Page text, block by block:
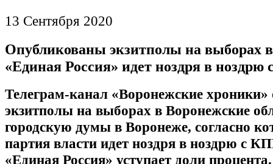
13 Сентября 2020
Опубликованы экзитполы на выборах
«Единая Россия» идет ноздря в
Телеграм-канал «Воронежские хроники»
экзитполы на выборах в Воронежские
городскую думы в Воронеже, согласно
партия власти идет ноздря в ноздрю с
«Единая Россия» уступает доли